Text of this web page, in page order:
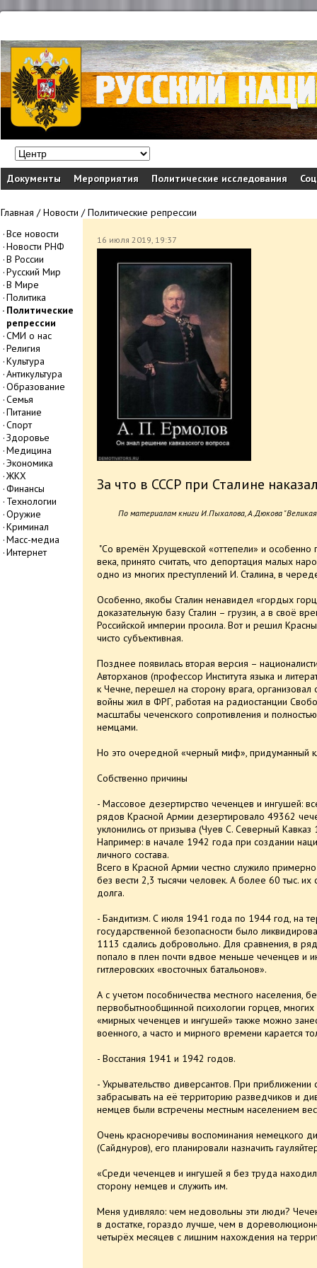
Документы Мероприятия Политические исследования
Главная /Новости /Политические репрессии
Все новости
Новости РНФ
В России
Русский Мир
В Мире
Политика
Политические
репрессии
СМИ о нас
Религия
Культура
Антикультура
Образование
Семья
Питание
Спорт
Здоровье
Медицина
Экономика
ЖКХ
Финансы
Технологии
Оружие
Криминал
Масс-медиа
Интернет
16 июля 2019, 19:37
За что в СССР при Сталине
По материалам книги И.Пыхалова, А.Дюкова "Великая
"Со времён Хрущевской «оттепели» и особенно
века, принято считать, что депортация малых
одно из многих преступлений И. Сталина, в
Особенно, якобы Сталин ненавидел «гордых
доказательную базу Сталин – грузин, а в своё
Российской империи просила. Вот и решил
чисто субъективная.
Позднее появилась вторая версия –
Авторханов (профессор Института языка и
к Чечне, перешел на сторону врага,
войны жил в ФРГ, работая на радиостанции
масштабы чеченского сопротивления и
немцами.
Но это очередной «черный миф», придуманный
Собственно причины
- Массовое дезертирство чеченцев и ингушей:
рядов Красной Армии дезертировало 49362
уклонились от призыва (Чуев С. Северный
Например: в начале 1942 года при создании
личного состава.
Всего в Красной Армии честно служило
без вести 2,3 тысячи человек. А более 60 тыс.
долга.
- Бандитизм. С июля 1941 года по 1944 год, на
государственной безопасности было
1113 сдались добровольно. Для сравнения, в
попало в плен почти вдвое меньше чеченцев и
гитлеровских «восточных батальонов».
А с учетом пособничества местного населения,
первобытнообщинной психологии горцев, многих
«мирных чеченцев и ингушей» также можно
военного, а часто и мирного времени карается
- Восстания 1941 и 1942 годов.
- Укрывательство диверсантов. При
забрасывать на её территорию разведчиков и
немцев были встречены местным населением
Очень красноречивы воспоминания немецкого
(Сайднуров), его планировали назначить
«Среди чеченцев и ингушей я без труда
сторону немцев и служить им.
Меня удивляло: чем недовольны эти люди?
в достатке, гораздо лучше, чем в
четырёх месяцев с лишним нахождения на